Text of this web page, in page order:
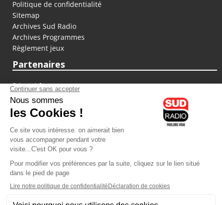
Politique de confidentialité
Sitemap
Archives Sud Radio
Archives Programmes
Règlement jeux
Partenaires
fiducial.fr
lyoncapitale.fr
olympique-et-lyonnais.com
L'application Iphone / Android
Téléchargez l'application
Les cookies
Gestion des cookies